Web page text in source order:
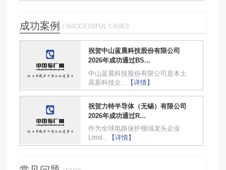
成功案例 / SUCCESSFUL CASES
祝贺中山蓝晨科技股份有限公司
2026年成功通过BS...
中山蓝晨科技股份有限公司是本土
高新科技企...
【详情】
祝贺力特半导体（无锡）有限公司
2026年成功通过R...
作为全球电路保护领域龙头企业
Littel... 【详情】